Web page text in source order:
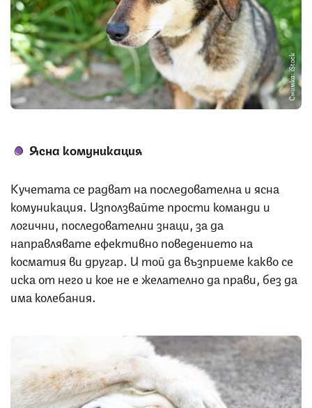
Снимка: iStock
Ясна комуникация
Кучетата се радват на последователна и ясна
комуникация. Използвайте прости команди и
логични, последователни знаци, за да
направлявате ефективно поведението на
косматия ви другар. И той да възприеме какво се
иска от него и кое не е желателно да прави, без да
има колебания.